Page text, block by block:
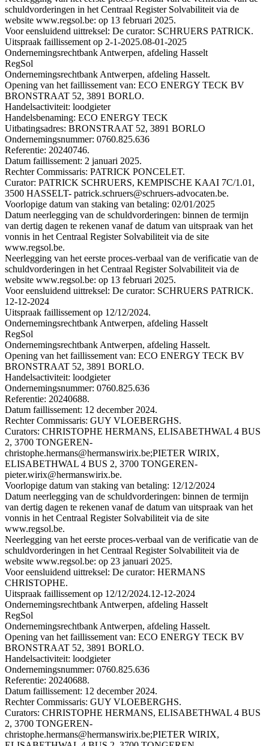
schuldvorderingen in het Centraal Register Solvabiliteit via de
website www.regsol.be: op 13 februari 2025.
Voor eensluidend uittreksel: De curator: SCHRUERS PATRICK.
Uitspraak faillissement op 2-1-2025.08-01-2025
Ondernemingsrechtbank Antwerpen, afdeling Hasselt
RegSol
Ondernemingsrechtbank Antwerpen, afdeling Hasselt.
Opening van het faillissement van: ECO ENERGY TECK BV
BRONSTRAAT 52, 3891 BORLO.
Handelsactiviteit: loodgieter
Handelsbenaming: ECO ENERGY TECK
Uitbatingsadres: BRONSTRAAT 52, 3891 BORLO
Ondernemingsnummer: 0760.825.636
Referentie: 20240746.
Datum faillissement: 2 januari 2025.
Rechter Commissaris: PATRICK PONCELET.
Curator: PATRICK SCHRUERS, KEMPISCHE KAAI 7C/1.01,
3500 HASSELT- patrick.schruers@schruers-advocaten.be.
Voorlopige datum van staking van betaling: 02/01/2025
Datum neerlegging van de schuldvorderingen: binnen de termijn
van dertig dagen te rekenen vanaf de datum van uitspraak van het
vonnis in het Centraal Register Solvabiliteit via de site
www.regsol.be.
Neerlegging van het eerste proces-verbaal van de verificatie van de
schuldvorderingen in het Centraal Register Solvabiliteit via de
website www.regsol.be: op 13 februari 2025.
Voor eensluidend uittreksel: De curator: SCHRUERS PATRICK.
12-12-2024
Uitspraak faillissement op 12/12/2024.
Ondernemingsrechtbank Antwerpen, afdeling Hasselt
RegSol
Ondernemingsrechtbank Antwerpen, afdeling Hasselt.
Opening van het faillissement van: ECO ENERGY TECK BV
BRONSTRAAT 52, 3891 BORLO.
Handelsactiviteit: loodgieter
Ondernemingsnummer: 0760.825.636
Referentie: 20240688.
Datum faillissement: 12 december 2024.
Rechter Commissaris: GUY VLOEBERGHS.
Curators: CHRISTOPHE HERMANS, ELISABETHWAL 4 BUS
2, 3700 TONGEREN-
christophe.hermans@hermanswirix.be;PIETER WIRIX,
ELISABETHWAL 4 BUS 2, 3700 TONGEREN-
pieter.wirix@hermanswirix.be.
Voorlopige datum van staking van betaling: 12/12/2024
Datum neerlegging van de schuldvorderingen: binnen de termijn
van dertig dagen te rekenen vanaf de datum van uitspraak van het
vonnis in het Centraal Register Solvabiliteit via de site
www.regsol.be.
Neerlegging van het eerste proces-verbaal van de verificatie van de
schuldvorderingen in het Centraal Register Solvabiliteit via de
website www.regsol.be: op 23 januari 2025.
Voor eensluidend uittreksel: De curator: HERMANS
CHRISTOPHE.
Uitspraak faillissement op 12/12/2024.12-12-2024
Ondernemingsrechtbank Antwerpen, afdeling Hasselt
RegSol
Ondernemingsrechtbank Antwerpen, afdeling Hasselt.
Opening van het faillissement van: ECO ENERGY TECK BV
BRONSTRAAT 52, 3891 BORLO.
Handelsactiviteit: loodgieter
Ondernemingsnummer: 0760.825.636
Referentie: 20240688.
Datum faillissement: 12 december 2024.
Rechter Commissaris: GUY VLOEBERGHS.
Curators: CHRISTOPHE HERMANS, ELISABETHWAL 4 BUS
2, 3700 TONGEREN-
christophe.hermans@hermanswirix.be;PIETER WIRIX,